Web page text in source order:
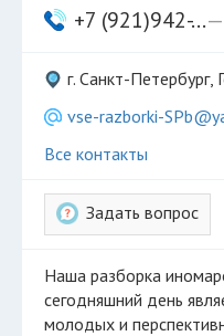
Разместить рекламу
© 2026 Все права защищены
+7 (921)942-...
г. Санкт-Петербург,
vse-razborki-
Все контакты
Задать вопрос
Наша разборка иномарок в Санкт-Петербурге на
сегодняшний день
молодых и